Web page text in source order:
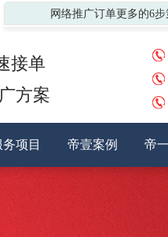
网络推广订单更多的6步
接单
方案
项目 帝壹案例 帝